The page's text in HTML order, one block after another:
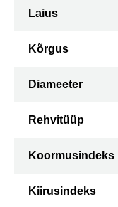
Laius
Kõrgus
Diameeter
Rehvitüüp
Koormusindeks
Kiirusindeks